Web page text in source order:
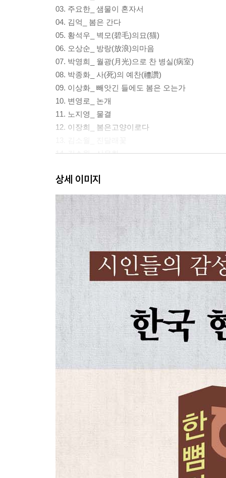
03. 주요한_ 샘물이 혼자서
04. 김억_ 봄은 간다
05. 황석우_ 벽모(碧毛)의묘(猫)
06. 오상순_ 방랑(放浪)의마음
07. 박영희_ 월광(月光)으로 찬 병실(病室)
08. 박종화_ 사(死)의 예찬(禮讚)
09. 이상화_ 빼앗긴 들에도 봄은 오는가
10. 변영로_ 논개
11. 노지영_ 물결
12. 이장희_ 봄은고양이로다
14. 김소월_ 산유화
16. 한용운_ 님의침묵
17. 한용운_ 복종(服從)
18. 김동환_ 국경(國境)의밤
19. 김동환_ 산 넘어 남촌(南村)에는
20. 양주동_ 조선(朝鮮)의맥박(脈搏)
21. 박세영_ 산제비
22. 박용철_ 떠나가는 배
23. 김영랑_ 내 마음을 아실 이
24. 김영랑_ 모란이 피기까지는
25. 신석정_ 임께서 부르시면
26. 신석정_ 그먼 나라를 알으십니까
27. 신석정_ 슬픈구도(構圖)
28. 정지용_ 향수(鄕愁)
29. 정지용_ 난초(蘭草)
30. 정지용_ 춘설(春雪)
31. 김기림_ 바다와 나비
35. 이상_ 거울
37. 김광균_ 와사등(瓦斯燈)
상세 이미지